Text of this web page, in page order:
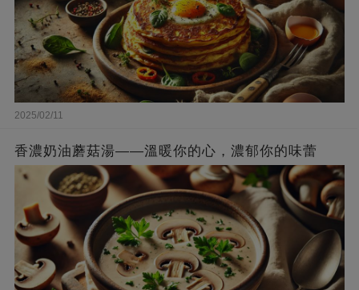
2025/02/11
香濃奶油蘑菇湯——溫暖你的心，濃郁你的味蕾